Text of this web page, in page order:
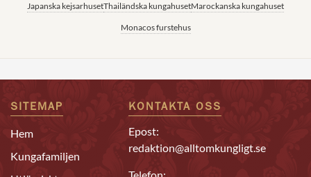
Japanska kejsarhusetThailändska kungahusetMarockanska kungahuset
Monacos furstehus
SITEMAP
Hem
Kungafamiljen
KONTAKTA OSS
Epost:
redaktion@alltomkungligt.se